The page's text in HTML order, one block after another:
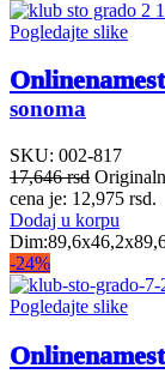
Pogledajte slike
sonoma
SKU: 002-817
17,646rsd
cena je: 12,975 rsd.
Dodaj u korpu
-24%
Pogledajte slike